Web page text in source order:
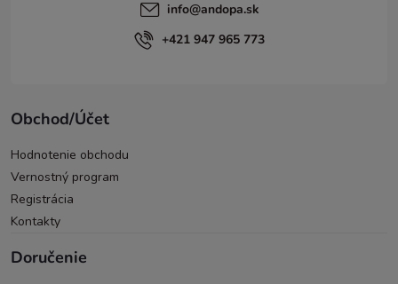
info@andopa.sk
+421 947 965 773
Obchod/Účet
Hodnotenie obchodu
Vernostný program
Registrácia
Kontakty
Doručenie